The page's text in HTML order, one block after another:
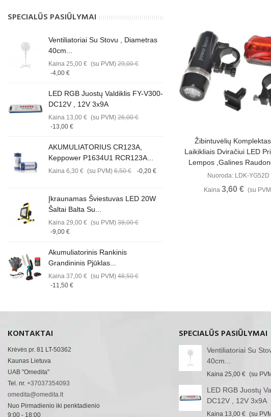
SPECIALŪS PASIŪLYMAI
Ventiliatoriai Su Stovu , Diametras
40cm...
Kaina 25,00 € (su PVM) 29,00 €
-4,00 €
LED RGB Juostų Valdiklis FY-V300-
DC12V , 12V 3x9A
Kaina 13,00 € (su PVM) 26,00 €
-13,00 €
AKUMULIATORIUS CR123A,
Keppower P1634U1 RCR123A...
Kaina 6,30 € (su PVM) 6,50 € -0,20 €
Įkraunamas Šviestuvas LED 20W
Šaltai Balta Su...
Kaina 29,00 € (su PVM) 38,00 €
-9,00 €
Akumuliatorinis Rankinis
Grandininis Pjūklas...
Kaina 37,00 € (su PVM) 48,50 €
-11,50 €
Peržiūrėti
Žibintuvėlių
Laikikliais Dviračiui LED
Lempos ,galines
Nuoroda: LDK-YG52D
Kaina 3,60 € (su
KONTAKTAI
Krėvės pr. 81 LT-50362
Kaunas Lietuva
UAB "Omedita"
Tel. nr. +37037354093
omedita@omedita.lt
Nuo Pirmadienio iki penktadienio
9:00 - 18:00
SPECIALŪS PASIŪLYMAI
Ventiliatoriai Su
40cm...
Kaina 25,00 € (su
LED RGB Juostų
DC12V , 12V 3x9A
Kaina 13,00 € (su